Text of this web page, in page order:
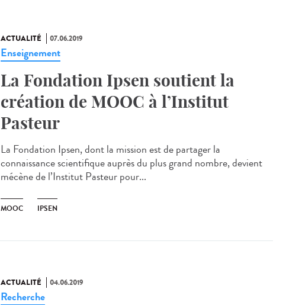
ACTUALITÉ 07.06.2019
Enseignement
La Fondation Ipsen soutient la
création de MOOC à l’Institut
Pasteur
La Fondation Ipsen, dont la mission est de partager la
connaissance scientifique auprès du plus grand nombre, devient
mécène de l’Institut Pasteur pour...
MOOC IPSEN
ACTUALITÉ 04.06.2019
Recherche